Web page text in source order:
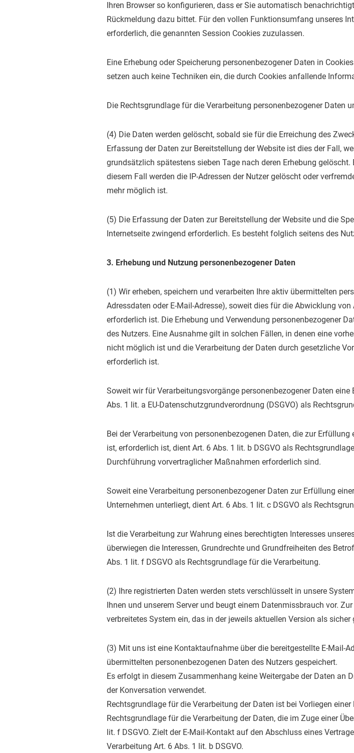
Ihren Browser so konfigurieren, dass er Sie automatisch
Rückmeldung dazu bittet. Für den vollen Funktionsumfang unseres
erforderlich, die genannten Session Cookies zuzulassen.
Eine Erhebung oder Speicherung personenbezogener Daten in
setzen auch keine Techniken ein, die durch Cookies anfallende
Die Rechtsgrundlage für die Verarbeitung personenbezogener Daten
(4) Die Daten werden gelöscht, sobald sie für die Erreichung des
Erfassung der Daten zur Bereitstellung der Website ist dies der Fall,
grundsätzlich spätestens sieben Tage nach deren Erhebung
diesem Fall werden die IP-Adressen der Nutzer gelöscht oder
mehr möglich ist.
(5) Die Erfassung der Daten zur Bereitstellung der Website und die
Internetseite zwingend erforderlich. Es besteht folglich seitens des
3. Erhebung und Nutzung personenbezogener Daten
(1) Wir erheben, speichern und verarbeiten Ihre aktiv übermittelten
Adressdaten oder E-Mail-Adresse), soweit dies für die Abwicklung
erforderlich ist. Die Erhebung und Verwendung personenbezogener
des Nutzers. Eine Ausnahme gilt in solchen Fällen, in denen eine
nicht möglich ist und die Verarbeitung der Daten durch gesetzliche
erforderlich ist.
Soweit wir für Verarbeitungsvorgänge personenbezogener Daten
Abs. 1 lit. a EU-Datenschutzgrundverordnung (DSGVO) als
Bei der Verarbeitung von personenbezogenen Daten, die zur
ist, erforderlich ist, dient Art. 6 Abs. 1 lit. b DSGVO als
Durchführung vorvertraglicher Maßnahmen erforderlich sind.
Soweit eine Verarbeitung personenbezogener Daten zur Erfüllung
Unternehmen unterliegt, dient Art. 6 Abs. 1 lit. c DSGVO als
Ist die Verarbeitung zur Wahrung eines berechtigten Interesses
überwiegen die Interessen, Grundrechte und Grundfreiheiten des
Abs. 1 lit. f DSGVO als Rechtsgrundlage für die Verarbeitung.
(2) Ihre registrierten Daten werden stets verschlüsselt in unsere
Ihnen und unserem Server und beugt einem Datenmissbrauch vor.
verbreitetes System ein, das in der jeweils aktuellen Version als sicher
(3) Mit uns ist eine Kontaktaufnahme über die bereitgestellte E-Mail-
übermittelten personenbezogenen Daten des Nutzers gespeichert.
Es erfolgt in diesem Zusammenhang keine Weitergabe der Daten an
der Konversation verwendet.
Rechtsgrundlage für die Verarbeitung der Daten ist bei Vorliegen
Rechtsgrundlage für die Verarbeitung der Daten, die im Zuge einer
lit. f DSGVO. Zielt der E-Mail-Kontakt auf den Abschluss eines
Verarbeitung Art. 6 Abs. 1 lit. b DSGVO.